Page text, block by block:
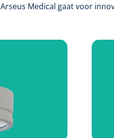
Arseus Medical gaat voor